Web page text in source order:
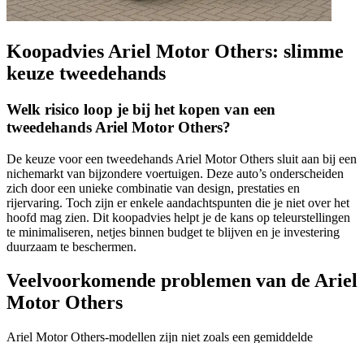
Koopadvies Ariel Motor Others: slimme
keuze tweedehands
Welk risico loop je bij het kopen van een
tweedehands Ariel Motor Others?
De keuze voor een tweedehands Ariel Motor Others sluit aan bij een
nichemarkt van bijzondere voertuigen. Deze auto’s onderscheiden
zich door een unieke combinatie van design, prestaties en
rijervaring. Toch zijn er enkele aandachtspunten die je niet over het
hoofd mag zien. Dit koopadvies helpt je de kans op teleurstellingen
te minimaliseren, netjes binnen budget te blijven en je investering
duurzaam te beschermen.
Veelvoorkomende problemen van de Ariel
Motor Others
Ariel Motor Others-modellen zijn niet zoals een gemiddelde